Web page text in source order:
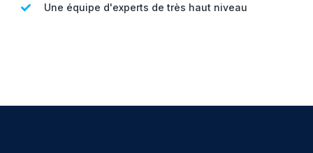
Une équipe d'experts de très haut niveau